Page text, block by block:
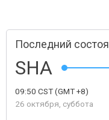
Последний
SHA
09:50 CST(GMT +8)
26 октября, суббота